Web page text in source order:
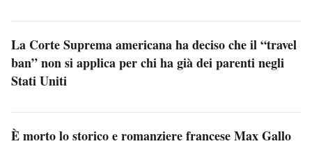
La Corte Suprema americana ha deciso che il “travel
ban” non si applica per chi ha già dei parenti negli
Stati Uniti
È morto lo storico e romanziere francese Max Gallo